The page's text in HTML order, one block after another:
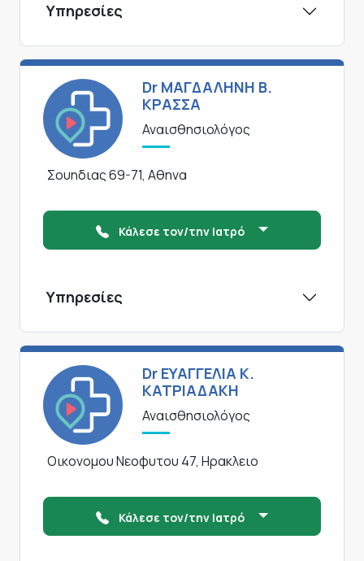
Υπηρεσίες
Dr ΜΑΓΔΑΛΗΝΗ Β.
ΚΡΑΣΣΑ
Αναισθησιολόγος
Σουηδιας 69-71, Αθηνα
Κάλεσε τον/την Ιατρό
Υπηρεσίες
Dr ΕΥΑΓΓΕΛΙΑ Κ.
ΚΑΤΡΙΑΔΑΚΗ
Αναισθησιολόγος
Οικονομου Νεοφυτου 47, Ηρακλειο
Κάλεσε τον/την Ιατρό